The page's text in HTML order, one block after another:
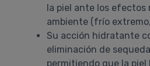
la piel ante los efectos
ambiente (frío
Su acción hidratante
eliminación de
permitiendo que la